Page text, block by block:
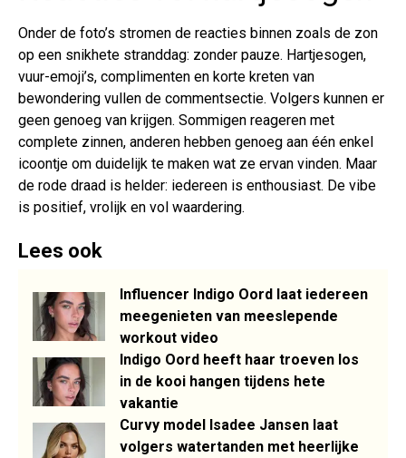
Onder de foto’s stromen de reacties binnen zoals de zon
op een snikhete stranddag: zonder pauze. Hartjesogen,
vuur-emoji’s, complimenten en korte kreten van
bewondering vullen de commentsectie. Volgers kunnen er
geen genoeg van krijgen. Sommigen reageren met
complete zinnen, anderen hebben genoeg aan één enkel
icoontje om duidelijk te maken wat ze ervan vinden. Maar
de rode draad is helder: iedereen is enthousiast. De vibe
is positief, vrolijk en vol waardering.
Lees ook
Influencer Indigo Oord laat iedereen
meegenieten van meeslepende
workout video
Indigo Oord heeft haar troeven los
in de kooi hangen tijdens hete
vakantie
Curvy model Isadee Jansen laat
volgers watertanden met heerlijke